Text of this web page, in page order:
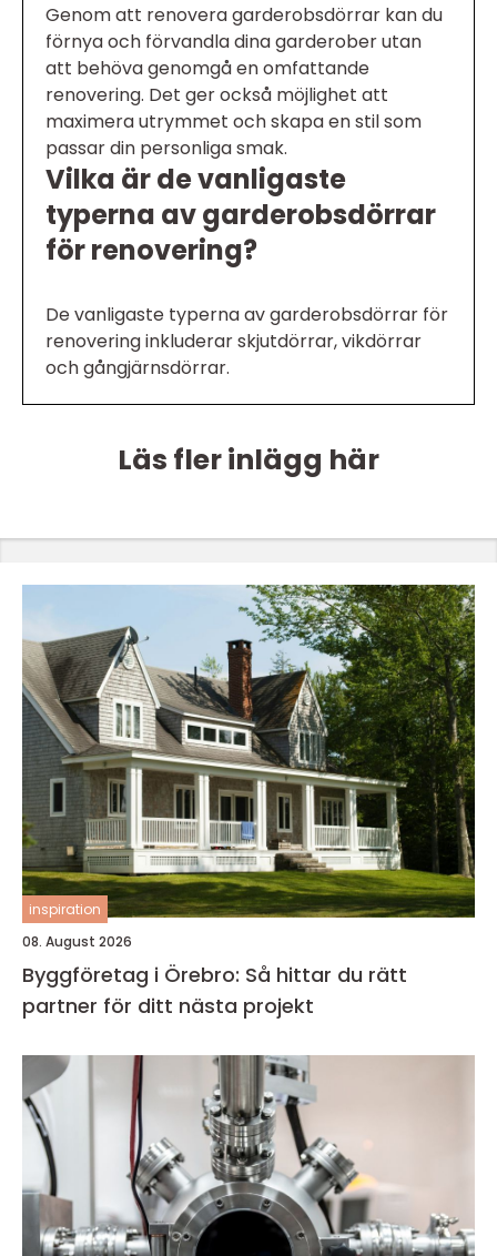
Genom att renovera garderobsdörrar kan du
förnya och förvandla dina garderober utan
att behöva genomgå en omfattande
renovering. Det ger också möjlighet att
maximera utrymmet och skapa en stil som
passar din personliga smak.
Vilka är de vanligaste
typerna av garderobsdörrar
för renovering?
De vanligaste typerna av garderobsdörrar för
renovering inkluderar skjutdörrar, vikdörrar
och gångjärnsdörrar.
Läs fler inlägg här
inspiration
08. August 2026
Byggföretag i Örebro: Så hittar du rätt
partner för ditt nästa projekt